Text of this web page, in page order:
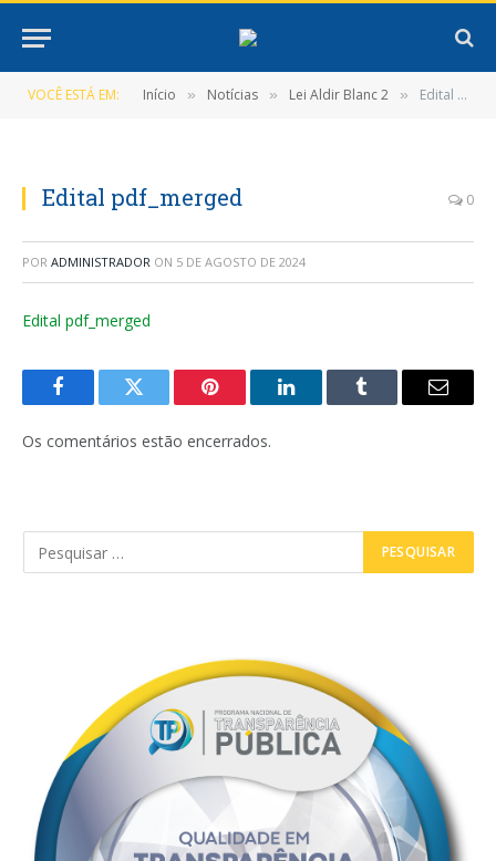
VOCÊ ESTÁ EM: Início » Notícias » Lei Aldir Blanc 2 » Edital pdf_merged
Edital pdf_merged 0
POR ADMINISTRADOR ON 5 DE AGOSTO DE 2024
Edital pdf_merged
FacebookTwitter Pinterest LinkedInTumblr
E-
Os comentários estão encerrados.